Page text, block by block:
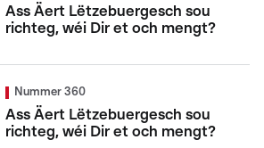
Ass Äert Lëtzebuergesch sou
richteg, wéi Dir et och mengt?
Nummer 360
Ass Äert Lëtzebuergesch sou
richteg, wéi Dir et och mengt?